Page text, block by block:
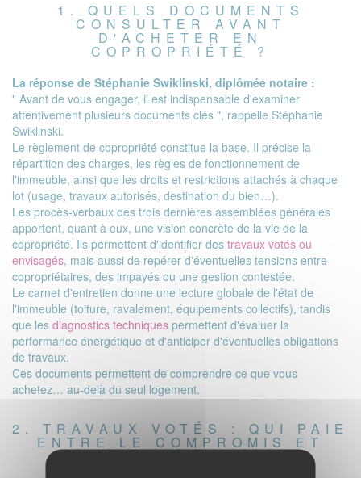
1. QUELS DOCUMENTS
CONSULTER AVANT
D'ACHETER EN
COPROPRIÉTÉ ?
La réponse de Stéphanie Swiklinski, diplômée notaire :
" Avant de vous engager, il est indispensable d'examiner
attentivement plusieurs documents clés ", rappelle Stéphanie
Swiklinski.
Le règlement de copropriété constitue la base. Il précise la
répartition des charges, les règles de fonctionnement de
l'immeuble, ainsi que les droits et restrictions attachés à chaque
lot (usage, travaux autorisés, destination du bien…).
Les procès-verbaux des trois dernières assemblées générales
apportent, quant à eux, une vision concrète de la vie de la
copropriété. Ils permettent d'identifier des travaux votés ou
envisagés, mais aussi de repérer d'éventuelles tensions entre
copropriétaires, des impayés ou une gestion contestée.
Le carnet d'entretien donne une lecture globale de l'état de
l'immeuble (toiture, ravalement, équipements collectifs), tandis
que les diagnostics techniques permettent d'évaluer la
performance énergétique et d'anticiper d'éventuelles obligations
de travaux.
Ces documents permettent de comprendre ce que vous
achetez… au-delà du seul logement.
2. TRAVAUX VOTÉS : QUI PAIE
ENTRE LE COMPROMIS ET
L'ACTE DÉFINITIF ?